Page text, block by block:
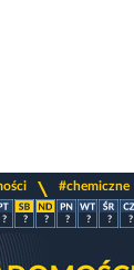
#chemiczne
? ? ? ? ? ? ?